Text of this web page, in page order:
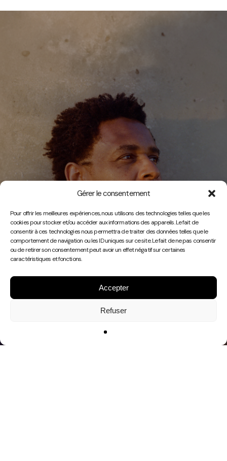
Gérer le consentement
Pour offrir les meilleures expériences, nous utilisons des technologies telles que les
cookies pour stocker et/ou accéder aux informations des appareils. Le fait de
consentir à ces technologies nous permettra de traiter des données telles que le
comportement de navigation ou les ID uniques sur ce site. Le fait de ne pas consentir
ou de retirer son consentement peut avoir un effet négatif sur certaines
caractéristiques et fonctions.
Accepter
Refuser
Play
Video